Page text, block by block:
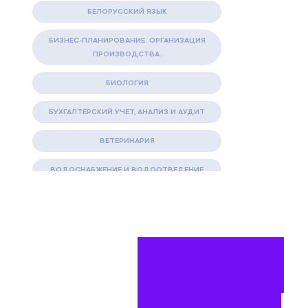
БЕЛОРУССКИЙ ЯЗЫК
БИЗНЕС-ПЛАНИРОВАНИЕ. ОРГАНИЗАЦИЯ
ПРОИЗВОДСТВА.
БИОЛОГИЯ
БУХГАЛТЕРСКИЙ УЧЕТ, АНАЛИЗ И АУДИТ
ВЕТЕРИНАРИЯ
ВОДОСНАБЖЕНИЕ И ВОДООТВЕДЕНИЕ